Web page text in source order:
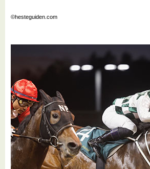
©hesteguiden.com